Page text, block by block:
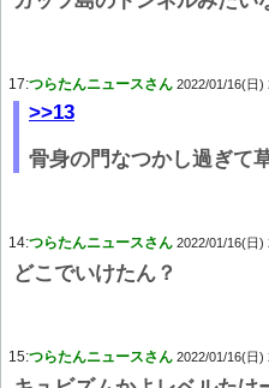
17:つらたんニュースさん 2022/01/16(日)
>>13
骨身の門なつかし過ぎて
14:つらたんニュースさん 2022/01/16(日)
どこでいけたん？
15:つらたんニュースさん 2022/01/16(日)